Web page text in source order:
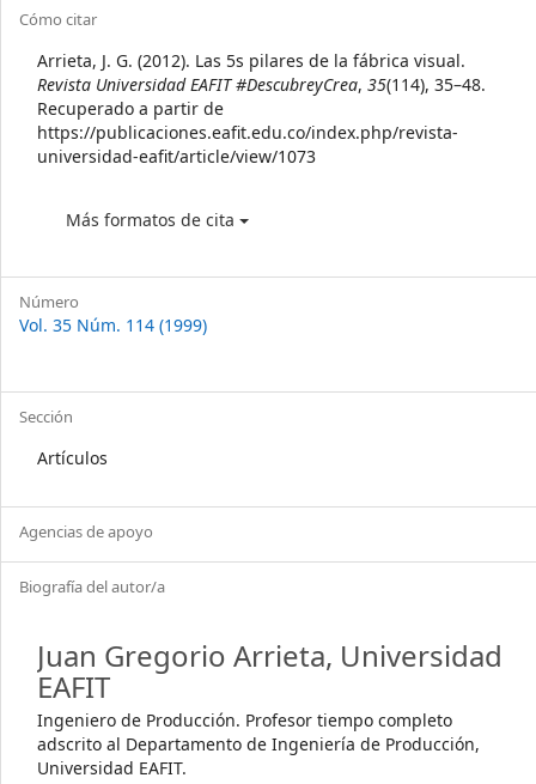
Article
Details
Cómo citar
Arrieta, J. G. (2012). Las 5s pilares de la fábrica visual.
Revista Universidad EAFIT #DescubreyCrea, 35(114), 35–48.
Recuperado a partir de
https://publicaciones.eafit.edu.co/index.php/revista-
universidad-eafit/article/view/1073
Más formatos de cita
Número
Vol. 35 Núm. 114 (1999)
Sección
Artículos
Agencias de apoyo
Biografía del autor/a
Juan Gregorio Arrieta, Universidad
EAFIT
Ingeniero de Producción. Profesor tiempo completo
adscrito al Departamento de Ingeniería de Producción,
Universidad EAFIT.